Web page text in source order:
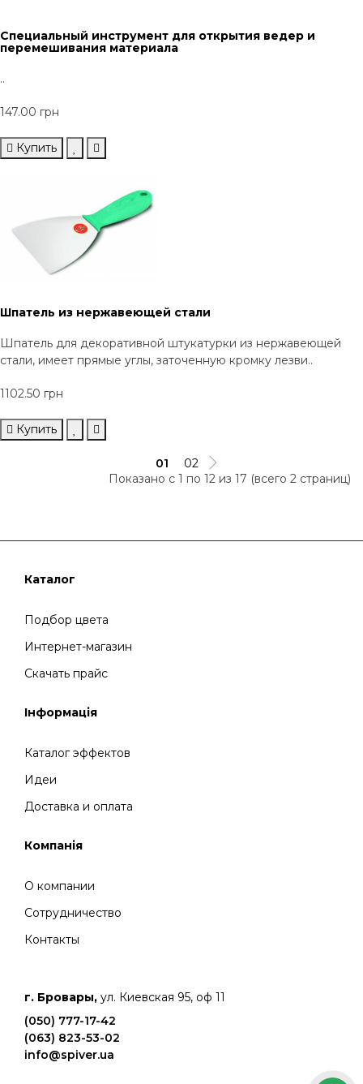
Специальный инструмент для открытия ведер и
перемешивания материала
..
147.00 грн
Купить
Шпатель из нержавеющей стали
Шпатель для декоративной штукатурки из нержавеющей
стали, имеет прямые углы, заточенную кромку лезви..
1102.50 грн
Купить
01
02
Показано с 1 по 12 из 17 (всего 2 страниц)
Каталог
Подбор цвета
Интернет-магазин
Скачать прайс
Інформація
Каталог эффектов
Идеи
Доставка и оплата
Компанія
О компании
Сотрудничество
Контакты
г. Бровары, ул. Киевская 95, оф 11
(050) 777-17-42
(063) 823-53-02
info@spiver.ua